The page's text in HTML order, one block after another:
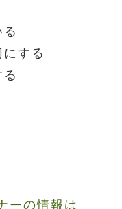
する
ーの情報は